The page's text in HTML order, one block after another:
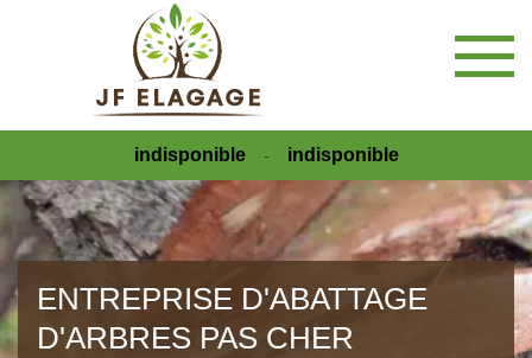
indisponible - indisponible
ENTREPRISE D'ABATTAGE
D'ARBRES PAS CHER